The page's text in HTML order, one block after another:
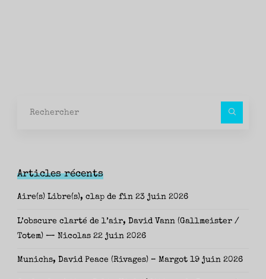
Articles récents
Aire(s) Libre(s), clap de fin 23 juin 2026
L’obscure clarté de l’air, David Vann (Gallmeister /
Totem) — Nicolas 22 juin 2026
Munichs, David Peace (Rivages) – Margot 19 juin 2026